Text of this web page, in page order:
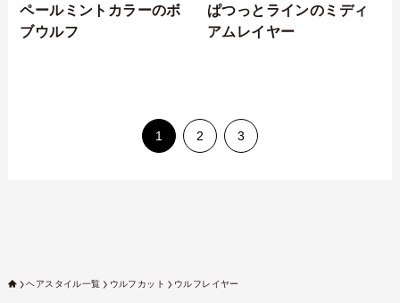
ペールミントカラーのボ
ブウルフ
ぱつっとラインのミディ
アムレイヤー
1 2 3
ヘアスタイル一覧 ウルフカット ウルフレイヤー